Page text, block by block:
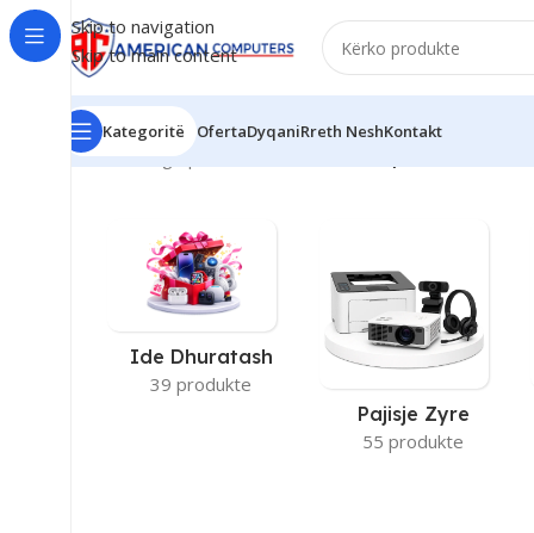
Skip to navigation
Skip to main content
Kategoritë OfertaDyqaniRreth NeshKontakt
Kreu/Storage produkti
Ide Dhuratash
39 produkte
Pajisje Zyre
55 produkte